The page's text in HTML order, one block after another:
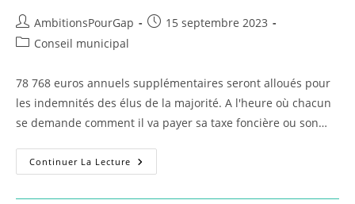
Auteur/autrice
de
AmbitionsPourGap
Publication
15 septembre 2023
PostConseil municipal
78 768 euros annuels supplémentaires seront alloués pour
les indemnités des élus de la majorité. A l'heure où chacun
se demande comment il va payer sa taxe foncière ou son…
Continuer La Lecture Indécence
!
Des